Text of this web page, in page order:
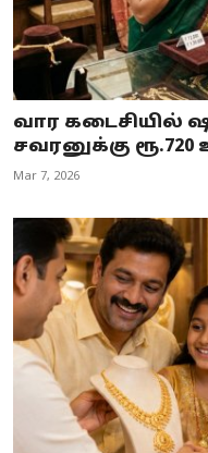
வார கடைசியில்
சவரனுக்கு ரூ.720
Mar 7, 2026